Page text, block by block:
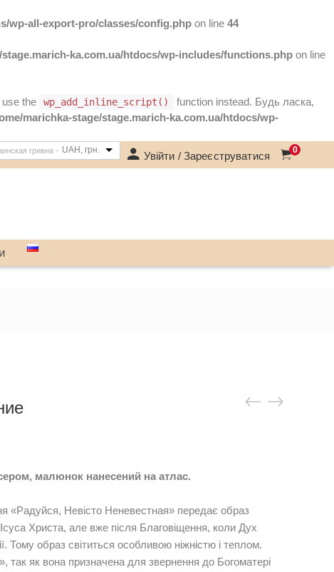
wp-all-export-pro/classes/config.php on line 44
ka.com.ua/htdocs/wp-includes/functions.php on line
the wp_add_inline_script()
function instead. Будь ласка,
marichka-stage/stage.marich-ka.com.ua/htdocs/wp-
UAH, грн.
гривна - Увійти / Зареєструватися 0
малюнок нанесений на атлас.
«Радуйся, Невісто Неневестная» передає образ
Христа, але вже після Благовіщення, коли Дух
Тому образ світиться особливою ніжністю і теплом.
так як вона призначена для звернення до Богоматері